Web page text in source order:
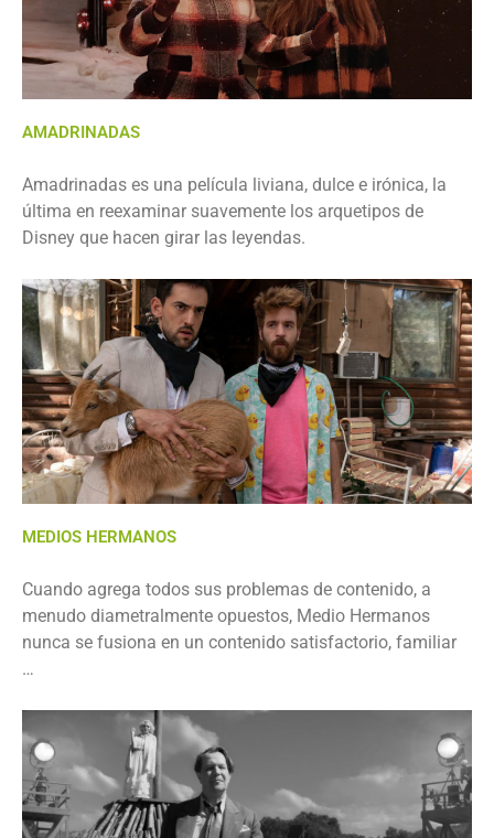
AMADRINADAS
Amadrinadas es una película liviana, dulce e irónica, la
última en reexaminar suavemente los arquetipos de
Disney que hacen girar las leyendas.
MEDIOS HERMANOS
Cuando agrega todos sus problemas de contenido, a
menudo diametralmente opuestos, Medio Hermanos
nunca se fusiona en un contenido satisfactorio, familiar
…